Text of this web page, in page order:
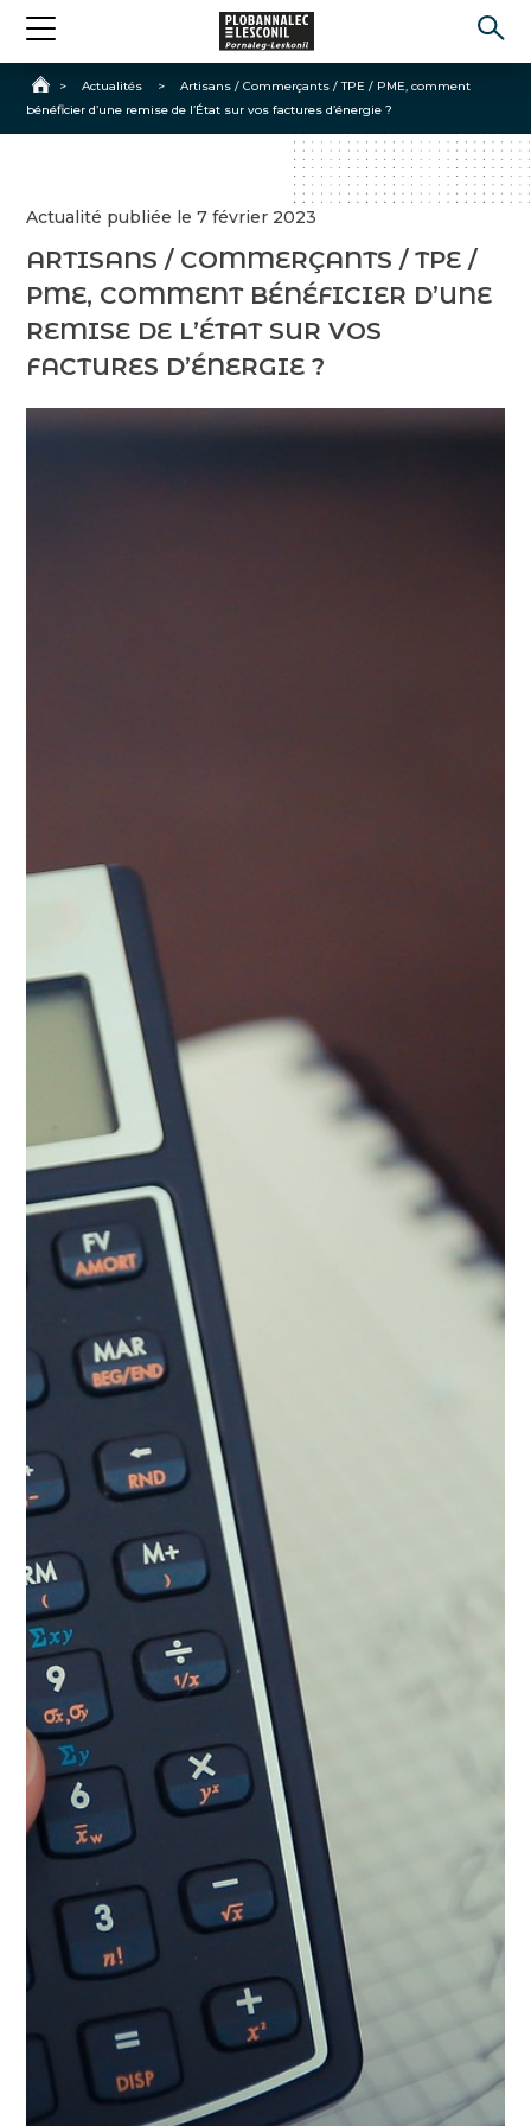
Accueil
> Actualités >
Artisans / Commerçants / TPE / PME, comment
bénéficier d’une remise de l’État sur vos factures d’énergie ?
Actualité publiée le 7 février 2023
ARTISANS / COMMERÇANTS / TPE /
PME, COMMENT BÉNÉFICIER D’UNE
REMISE DE L’ÉTAT SUR VOS
FACTURES D’ÉNERGIE ?